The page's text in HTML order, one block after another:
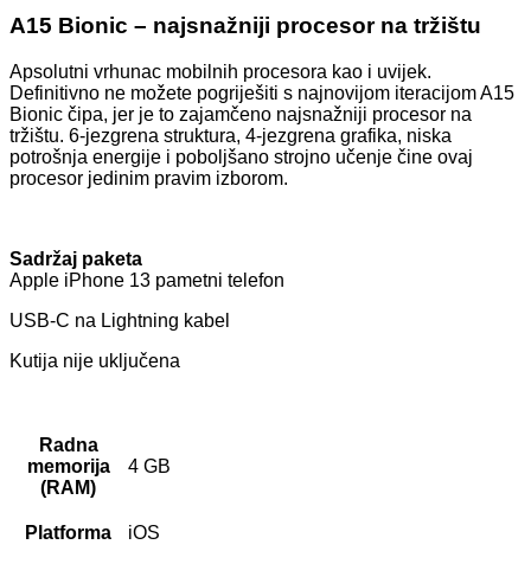
A15 Bionic – najsnažniji procesor na tržištu
Apsolutni vrhunac mobilnih procesora kao i uvijek.
Definitivno ne možete pogriješiti s najnovijom iteracijom A15
Bionic čipa, jer je to zajamčeno najsnažniji procesor na
tržištu. 6-jezgrena struktura, 4-jezgrena grafika, niska
potrošnja energije i poboljšano strojno učenje čine ovaj
procesor jedinim pravim izborom.
Sadržaj paketa
Apple iPhone 13 pametni telefon
USB-C na Lightning kabel
Kutija nije uključena
Radna
memorija
(RAM)
4 GB
Platforma iOS